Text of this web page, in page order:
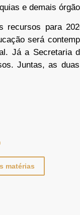
e demais
recursos para
será
Já a Secretaria
Juntas, as
matérias